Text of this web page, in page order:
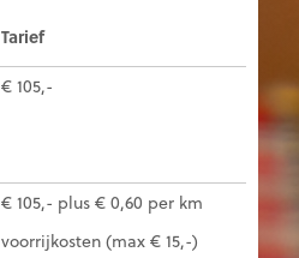
Tarief
€ 105,-
€ 105,- plus € 0,60 per km
voorrijkosten (max € 15,-)